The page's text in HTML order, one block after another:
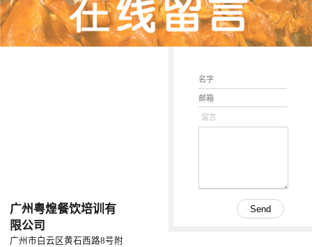
广州粤煌餐饮培训有
限公司
广州市白云区黄石西路8号附
留言